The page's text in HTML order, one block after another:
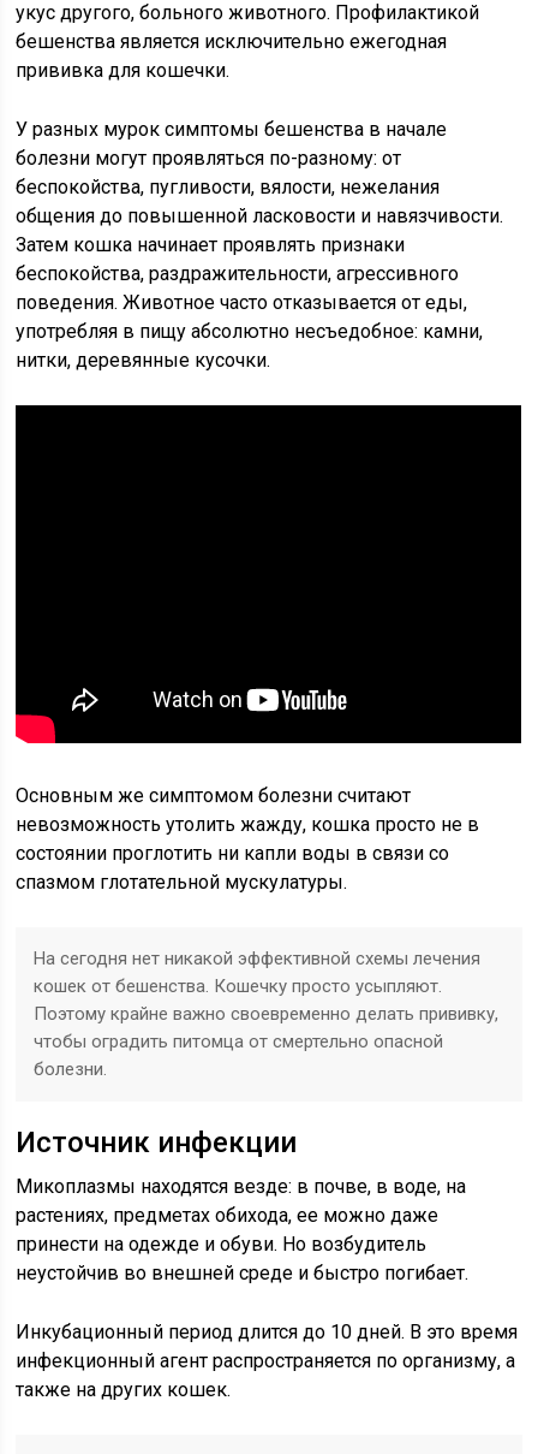
укус другого, больного животного. Профилактикой
бешенства является исключительно ежегодная
прививка для кошечки.
У разных мурок симптомы бешенства в начале
болезни могут проявляться по-разному: от
беспокойства, пугливости, вялости, нежелания
общения до повышенной ласковости и навязчивости.
Затем кошка начинает проявлять признаки
беспокойства, раздражительности, агрессивного
поведения. Животное часто отказывается от еды,
употребляя в пищу абсолютно несъедобное: камни,
нитки, деревянные кусочки.
Основным же симптомом болезни считают
невозможность утолить жажду, кошка просто не в
состоянии проглотить ни капли воды в связи со
спазмом глотательной мускулатуры.
На сегодня нет никакой эффективной схемы лечения
кошек от бешенства. Кошечку просто усыпляют.
Поэтому крайне важно своевременно делать прививку,
чтобы оградить питомца от смертельно опасной
болезни.
Источник инфекции
Микоплазмы находятся везде: в почве, в воде, на
растениях, предметах обихода, ее можно даже
принести на одежде и обуви. Но возбудитель
неустойчив во внешней среде и быстро погибает.
Инкубационный период длится до 10 дней. В это время
инфекционный агент распространяется по организму, а
также на других кошек.